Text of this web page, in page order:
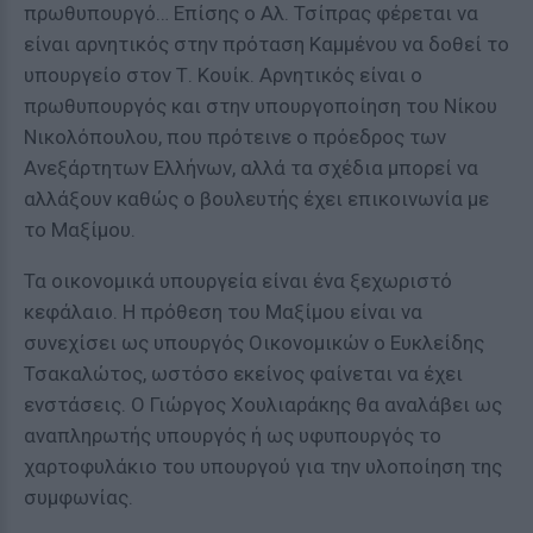
πρωθυπουργό… Επίσης ο Αλ. Τσίπρας φέρεται να
είναι αρνητικός στην πρόταση Καμμένου να δοθεί το
υπουργείο στον Τ. Κουίκ. Αρνητικός είναι ο
πρωθυπουργός και στην υπουργοποίηση του Νίκου
Νικολόπουλου, που πρότεινε ο πρόεδρος των
Ανεξάρτητων Ελλήνων, αλλά τα σχέδια μπορεί να
αλλάξουν καθώς ο βουλευτής έχει επικοινωνία με
το Μαξίμου.
Τα οικονομικά υπουργεία είναι ένα ξεχωριστό
κεφάλαιο. Η πρόθεση του Μαξίμου είναι να
συνεχίσει ως υπουργός Οικονομικών ο Ευκλείδης
Τσακαλώτος, ωστόσο εκείνος φαίνεται να έχει
ενστάσεις. Ο Γιώργος Χουλιαράκης θα αναλάβει ως
αναπληρωτής υπουργός ή ως υφυπουργός το
χαρτοφυλάκιο του υπουργού για την υλοποίηση της
συμφωνίας.